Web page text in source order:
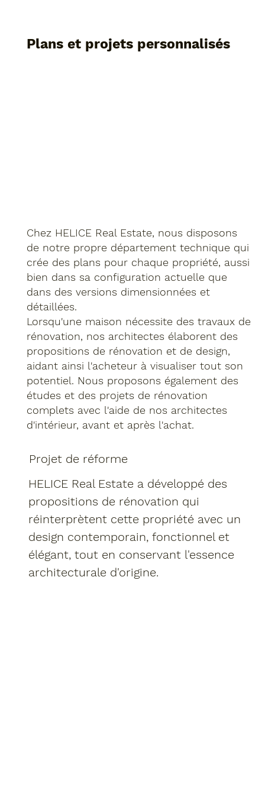
Plans et projets personnalisés
Chez HELICE Real Estate, nous disposons
de notre propre département technique qui
crée des plans pour chaque propriété, aussi
bien dans sa configuration actuelle que
dans des versions dimensionnées et
détaillées.
Lorsqu'une maison nécessite des travaux de
rénovation, nos architectes élaborent des
propositions de rénovation et de design,
aidant ainsi l'acheteur à visualiser tout son
potentiel. Nous proposons également des
études et des projets de rénovation
complets avec l'aide de nos architectes
d'intérieur, avant et après l'achat.
Projet de réforme
HELICE Real Estate a développé des
propositions de rénovation qui
réinterprètent cette propriété avec un
design contemporain, fonctionnel et
élégant, tout en conservant l'essence
architecturale d'origine.